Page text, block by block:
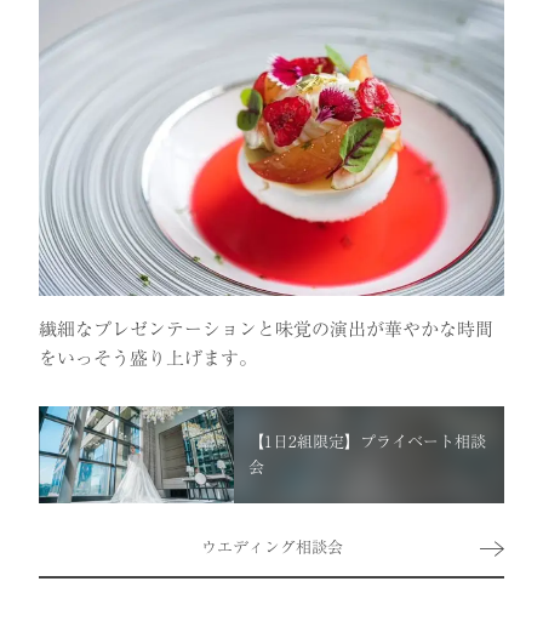
繊細なプレゼンテーションと味覚の演出が華やかな時間
をいっそう盛り上げます。
【1日2組限定】プライベート相談
会
ウエディング相談会